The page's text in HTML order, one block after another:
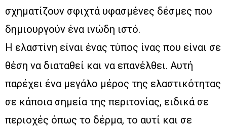
σχηματίζουν σφιχτά υφασμένες δέσμες που
δημιουργούν ένα ινώδη ιστό.
Η ελαστίνη είναι ένας τύπος ίνας που είναι σε
θέση να διαταθεί και να επανέλθει. Αυτή
παρέχει ένα μεγάλο μέρος της ελαστικότητας
σε κάποια σημεία της περιτονίας, ειδικά σε
περιοχές όπως το δέρμα, το αυτί και σε